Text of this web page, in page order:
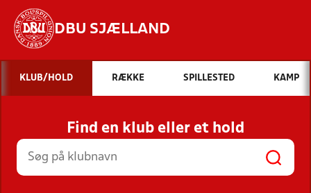
DBU SJÆLLAND
Hvad vil du søge efter?
INDHOLD OG NYHEDER
STILLINGER, RESULTATER, KLUBBER OG
HOLD
KLUB/HOLD RÆKKE SPILLESTED KAMP
Find en klub eller et hold